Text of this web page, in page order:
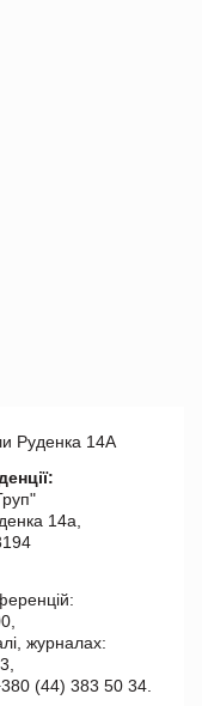
Руденка 14А
14а,
журналах:
(44) 383 50 34.